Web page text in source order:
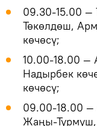
09.30-15.00 —
Төкөлдөш,
көчөсү;
10.00-18.00 —
Надырбек
көчөсү;
09.00-18.00 —
Жаңы-